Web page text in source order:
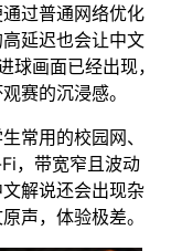
通过普通网络优化
延迟也会让中文
画面已经出现，
赛的沉浸感。​
常用的校园网、
，带宽窄且波动
解说还会出现杂
声，体验极差。​